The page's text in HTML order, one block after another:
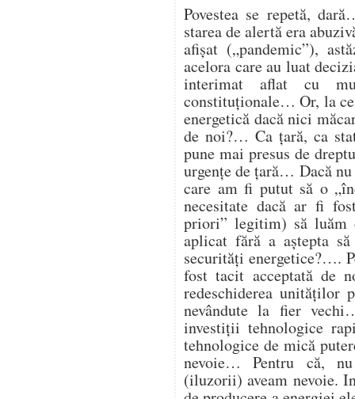
Povestea se repetă,
starea de alertă era
afișat („pandemic”),
acelora care au luat
interimat aflat cu
constituționale… Or, la
energetică dacă nici
de noi?… Ca țară, ca
pune mai presus de
urgențe de țară… Dacă
care am fi putut să o
necesitate dacă ar fi
priori” legitim) să luăm
aplicat fără a aștepta
securități energetice?….
fost tacit acceptată de
redeschiderea unităților
nevândute la fier
investiții tehnologice
tehnologice de mică
nevoie… Pentru că,
(iluzorii) aveam nevoie.